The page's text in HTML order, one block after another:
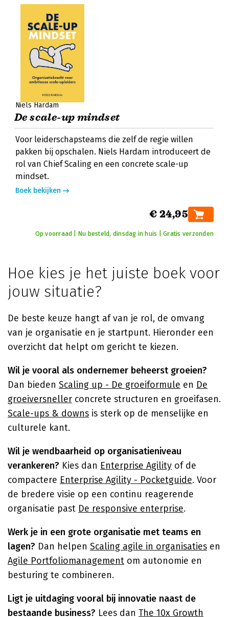
Niels Hardam
De scale-up mindset
Voor leiderschapsteams die zelf de regie willen
pakken bij opschalen. Niels Hardam introduceert de
rol van Chief Scaling en een concrete scale-up
mindset.
Boek bekijken
€ 24,95
Op voorraad | Nu besteld, dinsdag in huis | Gratis verzonden
Hoe kies je het juiste boek voor
jouw situatie?
De beste keuze hangt af van je rol, de omvang
van je organisatie en je startpunt. Hieronder een
overzicht dat helpt om gericht te kiezen.
Wil je vooral als ondernemer beheerst groeien?
Dan bieden Scaling up - De groeiformule en De
groeiversneller concrete structuren en groeifasen.
Scale-ups & downs is sterk op de menselijke en
culturele kant.
Wil je wendbaarheid op organisatieniveau
verankeren? Kies dan Enterprise Agility of de
compactere Enterprise Agility - Pocketguide. Voor
de bredere visie op een continu reagerende
organisatie past De responsive enterprise.
Werk je in een grote organisatie met teams en
lagen? Dan helpen Scaling agile in organisaties en
Agile Portfoliomanagement om autonomie en
besturing te combineren.
Ligt je uitdaging vooral bij innovatie naast de
bestaande business? Lees dan The 10x Growth